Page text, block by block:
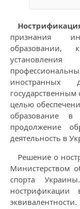
признания
образовании,
установления
иностранных
государственным
целью
образование в
продолжение
деятельность в
Решение о
Министерством
спорта
нострификации
эквивалентности.